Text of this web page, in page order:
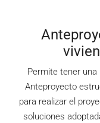
Permite tener una
Anteproyecto
para realizar el
soluciones